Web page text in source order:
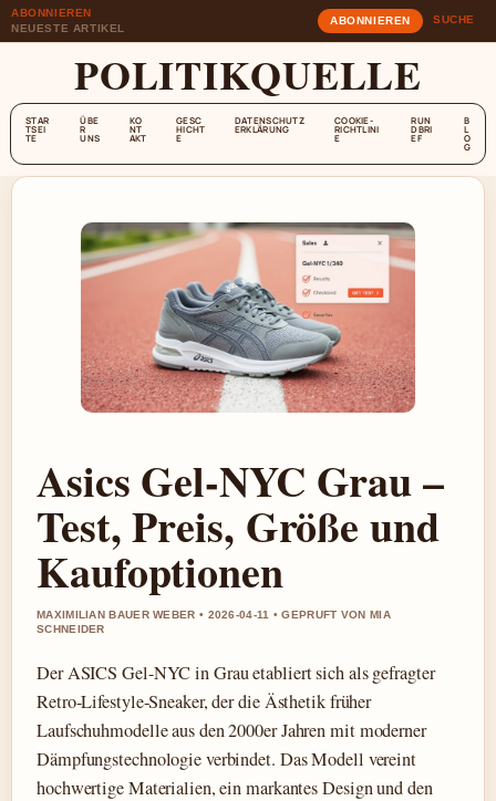
ABONNIEREN
NEUESTE ARTIKEL
ABONNIEREN SUCHE
POLITIKQUELLE
STAR
TSEI
TE
ÜBE
R
UNS
KO
NT
AKT
GESC
HICHT
E
DATENSCHUTZ
ERKLÄRUNG
COOKIE-
RICHTLINI
E
RUN
DBRI
EF
B
L
O
G
Asics Gel-NYC Grau –
Test, Preis, Größe und
Kaufoptionen
MAXIMILIAN BAUER WEBER • 2026-04-11 • GEPRUFT VON MIA
SCHNEIDER
Der ASICS Gel-NYC in Grau etabliert sich als gefragter
Retro-Lifestyle-Sneaker, der die Ästhetik früher
Laufschuhmodelle aus den 2000er Jahren mit moderner
Dämpfungstechnologie verbindet. Das Modell vereint
hochwertige Materialien, ein markantes Design und den